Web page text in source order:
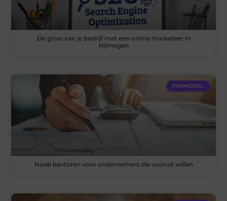
De groei van je bedrijf met een online marketeer in
Nijmegen
FINANCIEEL
Noab kantoren voor ondernemers die vooruit willen